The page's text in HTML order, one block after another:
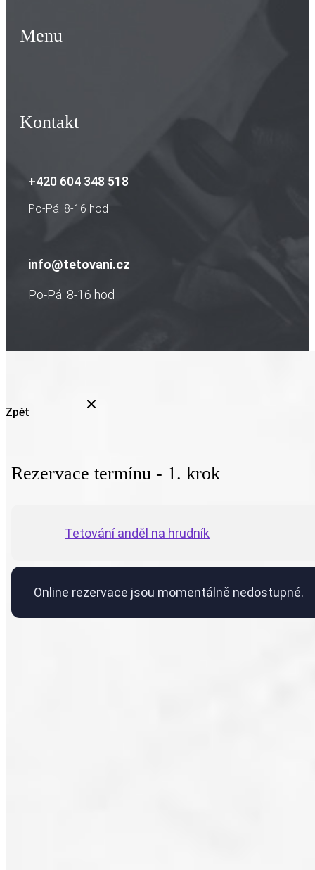
Menu
Kontakt
+420 604 348 518
Po-Pá: 8-16 hod
info@tetovani.cz
Po-Pá: 8-16 hod
Zpět
Rezervace termínu - 1. krok
Tetování anděl na hrudník
Online rezervace jsou momentálně nedostupné.